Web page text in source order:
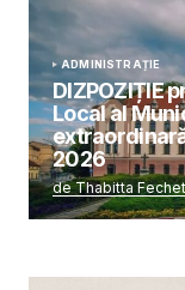
ADMINISTRAȚIE
DIZPOZIȚIE
Local al
2026
de Thabitta